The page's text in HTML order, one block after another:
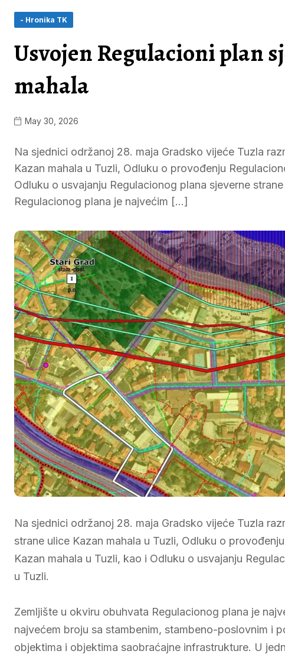
- Hronika TK
Usvojen Regulacioni plan
mahala
May 30, 2026
Na sjednici održanoj 28. maja Gradsko vijeće Tuzla
Kazan mahala u Tuzli, Odluku o provođenju
Odluku o usvajanju Regulacionog plana sjeverne
Regulacionog plana je najvećim […]
Na sjednici održanoj 28. maja Gradsko vijeće Tuzla
strane ulice Kazan mahala u Tuzli, Odluku o
Kazan mahala u Tuzli, kao i Odluku o usvajanju
u Tuzli.
Zemljište u okviru obuhvata Regulacionog plana je
najvećem broju sa stambenim, stambeno-poslovnim i
objektima i objektima saobraćajne infrastrukture. U